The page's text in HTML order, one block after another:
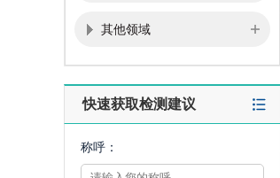
其他领域
快速获取检测建议
称呼：